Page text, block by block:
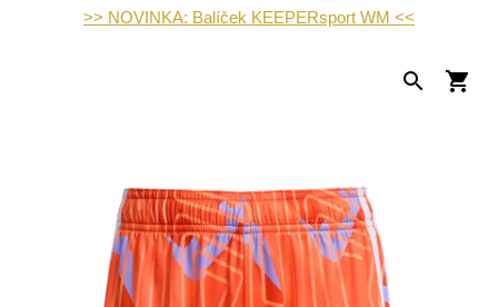
>> NOVINKA: Balíček KEEPERsport WM <<